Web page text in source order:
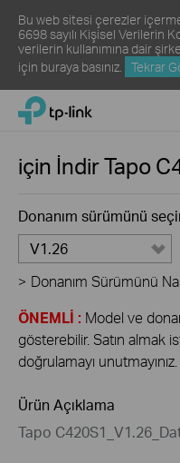
Bu web sitesi çerezler
6698 sayılı Kişisel Verilerin
verilerin kullanımına dair
için buraya basınız. Tekrar
Click
navigation
TP-Link, Reliably Smart
için İndirTapo
Donanım sürümünü
V1.26
> Donanım Sürümünü
ÖNEMLİ : Model ve
gösterebilir. Satın almak
doğrulamayı unutmayınız.
Ürün Açıklama
Tapo